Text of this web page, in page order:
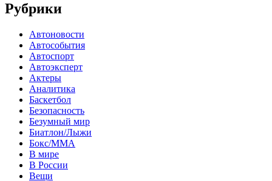
Рубрики
Автоновости
Автособытия
Автоспорт
Автоэксперт
Актеры
Аналитика
Баскетбол
Безопасность
Безумный мир
Биатлон/Лыжи
Бокс/MMA
В мире
В России
Вещи